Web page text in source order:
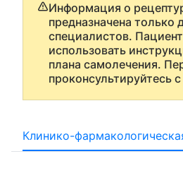
Информация о
предназначена только
специалистов.
использовать
плана самолечения.
проконсультируйтесь
Клинико-